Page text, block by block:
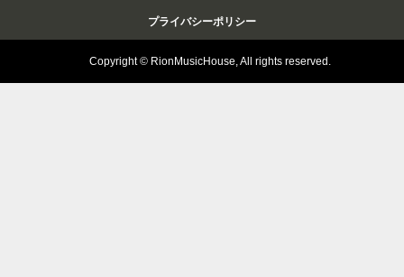
プライバシーポリシー
Copyright © RionMusicHouse, All rights reserved.